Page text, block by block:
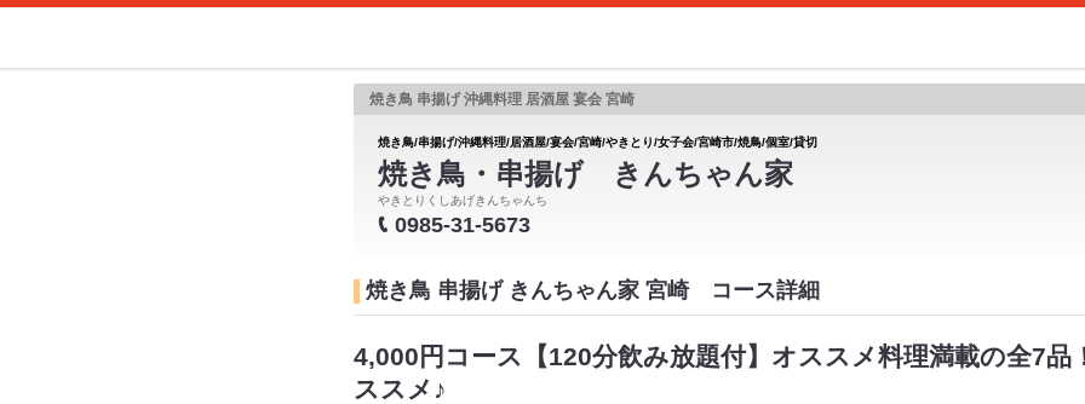
焼き鳥 串揚げ 沖縄料理 居酒屋 宴会 宮崎
焼き鳥/串揚げ/沖縄料理/居酒屋/宴会/宮崎/やきとり/女子会/宮崎市/焼鳥/個室/貸切
焼き鳥・串揚げ きんちゃん家
やきとりくしあげきんちゃんち
0985-31-5673
焼き鳥 串揚げ きんちゃん家 宮崎 コース詳細
4,000円コース【120分飲み放題付】オススメ料理満載の全7品
ススメ♪